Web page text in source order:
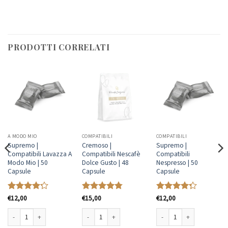
PRODOTTI CORRELATI
A MODO MIO
Supremo |
Compatibili Lavazza A
Modo Mio | 50
Capsule
Valutato
€12,00
COMPATIBILI
Cremoso |
Compatibili Nescafè
Dolce Gusto | 48
Capsule
Valutato
€15,00
COMPATIBILI
Supremo |
Compatibili
Nespresso | 50
Capsule
Valutato
€12,00